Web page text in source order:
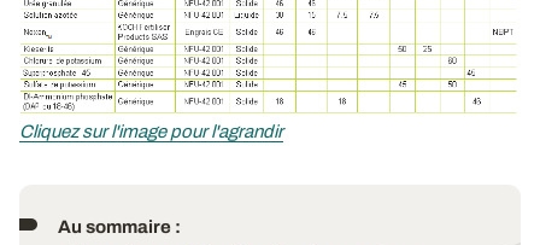
Cliquez sur l'image pour l'agrandir
Au sommaire :